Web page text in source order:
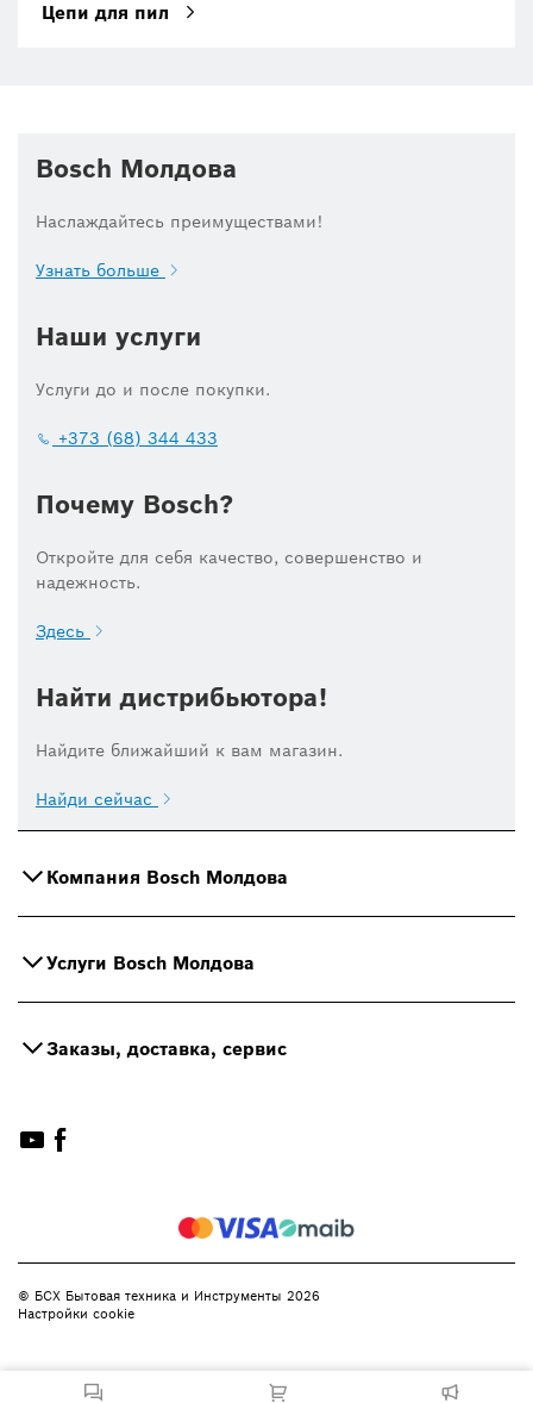
Цепи для пил
Bosch Молдова
Наслаждайтесь преимуществами!
Узнать больше
Наши услуги
Услуги до и после покупки.
+373 (68) 344 433
Почему Bosch?
Откройте для себя качество, совершенство и
надежность.
Здесь
Найти дистрибьютора!
Найдите ближайший к вам магазин.
Найди сейчас
Компания Bosch Молдова
Услуги Bosch Молдова
Заказы, доставка, сервис
© БСХ Бытовая техника и Инструменты 2026
Настройки cookie